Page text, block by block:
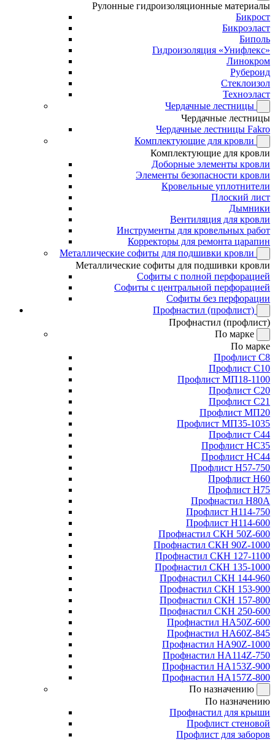
Рулонные гидроизоляционные материалы
Бикрост
Бикроэласт
Биполь
Гидроизоляция «Унифлекс»
Линокром
Рубероид
Стеклоизол
Техноэласт
Чердачные лестницы
Чердачные лестницы
Чердачные лестницы Fakro
Комплектующие для кровли
Комплектующие для кровли
Доборные элементы кровли
Элементы безопасности кровли
Кровельные уплотнители
Плоский лист
Дымники
Вентиляция для кровли
Инструменты для кровельных работ
Корректоры для ремонта царапин
Металлические софиты для подшивки кровли
Металлические софиты для подшивки кровли
Софиты с полной перфорацией
Софиты с центральной перфорацией
Софиты без перфорации
Профнастил (профлист)
Профнастил (профлист)
По марке
По марке
Профлист С8
Профлист С10
Профлист МП18-1100
Профлист С20
Профлист С21
Профлист МП20
Профлист МП35-1035
Профлист С44
Профлист НС35
Профлист НС44
Профлист Н57-750
Профлист Н60
Профлист Н75
Профнастил Н80А
Профлист Н114-750
Профлист Н114-600
Профнастил СКН 50Z-600
Профнастил СКН 90Z-1000
Профнастил СКН 127-1100
Профнастил СКН 135-1000
Профнастил СКН 144-960
Профнастил СКН 153-900
Профнастил СКН 157-800
Профнастил СКН 250-600
Профнастил НА50Z-600
Профнастил НА60Z-845
Профнастил НА90Z-1000
Профнастил НА114Z-750
Профнастил НА153Z-900
Профнастил НА157Z-800
По назначению
По назначению
Профнастил для крыши
Профлист стеновой
Профлист для заборов